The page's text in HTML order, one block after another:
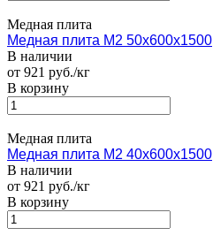
Медная плита
Медная плита M2 50х600х1500
В наличии
от 921 руб./кг
В корзину
Медная плита
Медная плита M2 40х600х1500
В наличии
от 921 руб./кг
В корзину